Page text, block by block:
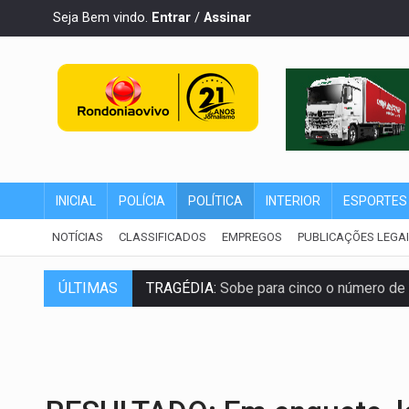
Seja Bem vindo. Entrar / Assinar
INICIAL POLÍCIA POLÍTICA INTERIOR ESPORTES
NOTÍCIAS CLASSIFICADOS EMPREGOS PUBLICAÇÕES
ÚLTIMAS TRAGÉDIA: Sobe para cinco o número
COLEGIADO:Brasil e Rússia discutem